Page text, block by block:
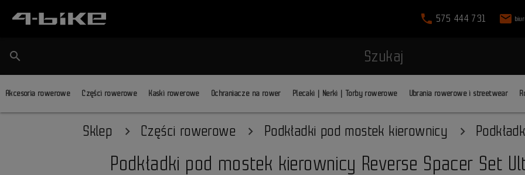
phone 575 444 731 mail
search Szukaj
Akcesoria rowerowe Części rowerowe Kaski rowerowe Ochraniacze na rower Plecaki | Nerki | Torby rowerowe Ubrania rowerowe i streetwear
Sklep Części rowerowe Podkładki pod mostek kierownicy
Podkładki pod mostek kierownicy Reverse Spacer Set